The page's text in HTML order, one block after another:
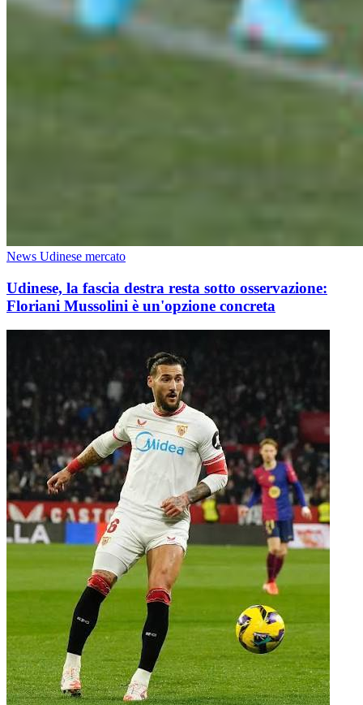
News Udinese mercato
Udinese, la fascia destra resta sotto osservazione:
Floriani Mussolini è un'opzione concreta